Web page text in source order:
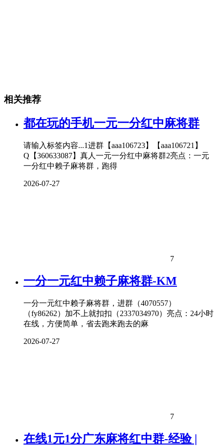
相关推荐
都在玩的手机一元一分红中麻将群
请输入标签内容...1进群【aaa106723】【aaa106721】
Q【360633087】真人一元一分红中麻将群2亮点：一元
一分红中赖子麻将群，跑得
2026-07-27
7
一分一元红中赖子麻将群-KM
一分一元红中赖子麻将群，进群（4070557）
（fy86262）加不上就扣扣（2337034970）亮点：24小时
在线，方便简单，省去跑来跑去的麻
2026-07-27
7
在线1元1分广东麻将红中群-经验 |